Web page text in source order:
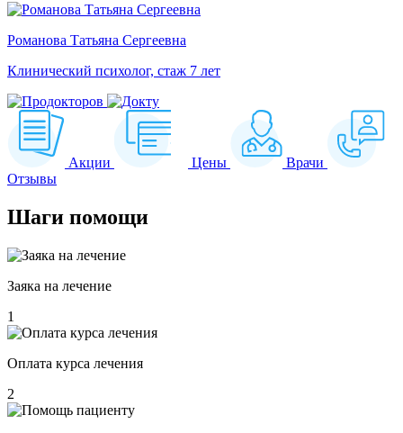
Романова Татьяна Сергеевна
Клинический психолог, стаж 7 лет
Акции Цены
Врачи
Отзывы
Шаги помощи
Заяка на лечение
1
Оплата курса лечения
2